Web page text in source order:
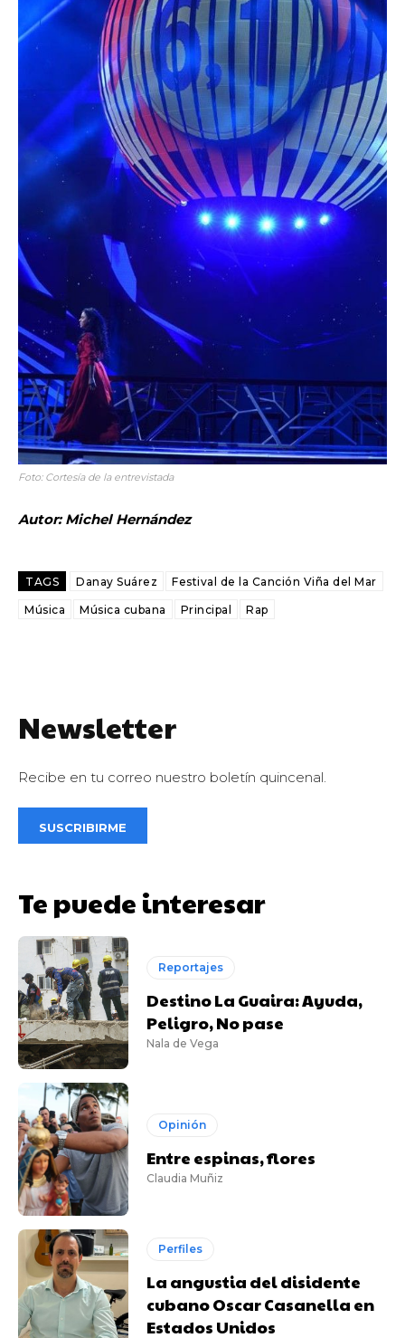
Foto: Cortesía de la entrevistada
Autor: Michel Hernández
TAGS Danay Suárez Festival de la Canción Viña del Mar
Música Música cubana Principal Rap
Newsletter
Recibe en tu correo nuestro boletín quincenal.
SUSCRIBIRME
Te puede interesar
Reportajes
Destino La Guaira: Ayuda,
Peligro, No pase
Nala de Vega
Opinión
Entre espinas, flores
Claudia Muñiz
Perfiles
La angustia del disidente
cubano Oscar Casanella en
Estados Unidos